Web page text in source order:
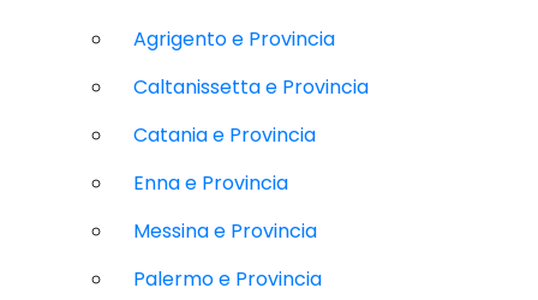
Agrigento e Provincia
Caltanissetta e Provincia
Catania e Provincia
Enna e Provincia
Messina e Provincia
Palermo e Provincia